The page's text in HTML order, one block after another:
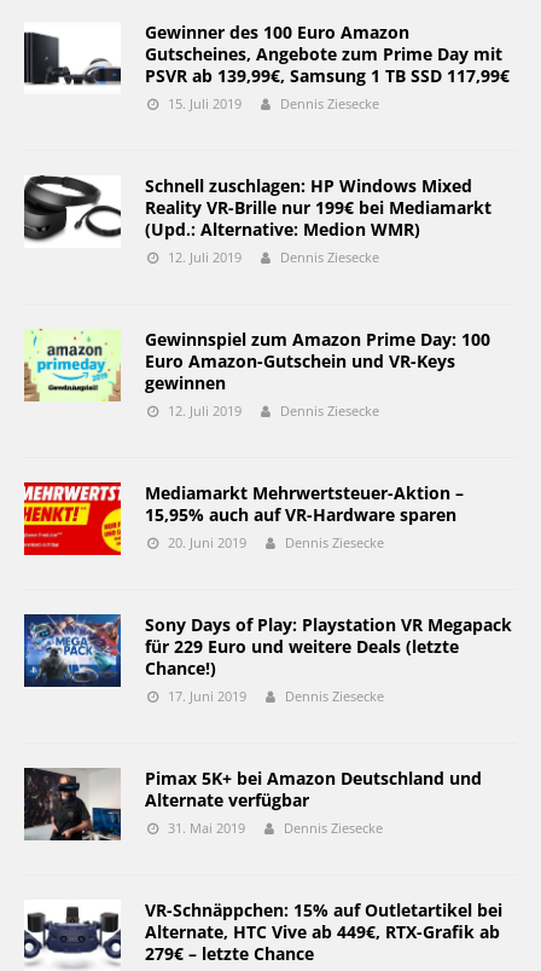
Gewinner des 100 Euro Amazon
Gutscheines, Angebote zum Prime Day mit
PSVR ab 139,99€, Samsung 1 TB SSD 117,99€
15. Juli 2019 Dennis Ziesecke
Schnell zuschlagen: HP Windows Mixed
Reality VR-Brille nur 199€ bei Mediamarkt
(Upd.: Alternative: Medion WMR)
12. Juli 2019 Dennis Ziesecke
Gewinnspiel zum Amazon Prime Day: 100
Euro Amazon-Gutschein und VR-Keys
gewinnen
12. Juli 2019 Dennis Ziesecke
Mediamarkt Mehrwertsteuer-Aktion –
15,95% auch auf VR-Hardware sparen
20. Juni 2019 Dennis Ziesecke
Sony Days of Play: Playstation VR Megapack
für 229 Euro und weitere Deals (letzte
Chance!)
17. Juni 2019 Dennis Ziesecke
Pimax 5K+ bei Amazon Deutschland und
Alternate verfügbar
31. Mai 2019 Dennis Ziesecke
VR-Schnäppchen: 15% auf Outletartikel bei
Alternate, HTC Vive ab 449€, RTX-Grafik ab
279€ – letzte Chance